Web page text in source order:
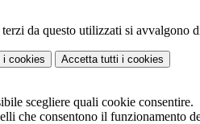
da questo utilizzati si avvalgono
i cookies Accetta tutti i cookies
scegliere quali cookie consentire.
che consentono il funzionamento